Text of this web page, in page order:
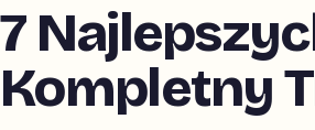
7
Kompletny